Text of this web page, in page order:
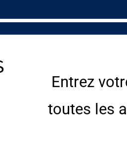
Entrez
toutes les